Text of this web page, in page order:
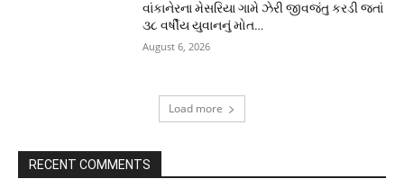
વાંકાનેરના મેસરિયા ગામે ઝેરી જીવજંતુ કરડી જતાં
૩૮ વર્ષીય યુવાનનું મોત…
August 6, 2026
Load more
RECENT COMMENTS